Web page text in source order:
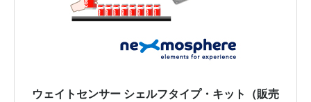
ウェイトセンサー シェルフタイプ・キット（販売